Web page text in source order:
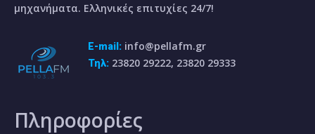
μηχανήματα. Ελληνικές επιτυχίες 24/7!
E-mail: info@pellafm.gr
Τηλ: 23820 29222, 23820 29333
Πληροφορίες